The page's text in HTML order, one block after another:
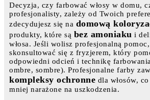
Decyzja, czy farbować włosy w domu,
profesjonalisty, zależy od Twoich
zdecydujesz się na domową
produkty, które są bez amoniaku i
włosa. Jeśli wolisz profesjonalną
skonsultować się z fryzjerem, który
odpowiedni odcień i technikę
ombre, sombre). Profesjonalne farby
kompleksy ochronne dla włosów,
mniej narażone na uszkodzenia.